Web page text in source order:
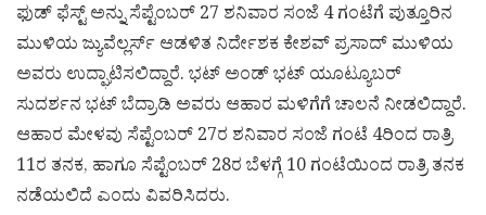
ಫುಡ್ ಫೆಸ್ಟ್ ಅನ್ನು ಸೆಪ್ಟೆಂಬರ್ 27 ಶನಿವಾರ ಸಂಜೆ 4 ಗಂಟೆಗೆ ಪುತ್ತೂರಿನ
ಮುಳಿಯ ಜ್ಯುವೆಲ್ಲರ್ಸ್ ಆಡಳಿತ ನಿರ್ದೇಶಕ ಕೇಶವ್ ಪ್ರಸಾದ್ ಮುಳಿಯ
ಅವರು ಉದ್ಘಾಟಿಸಲಿದ್ದಾರೆ. ಭಟ್ ಅಂಡ್ ಭಟ್ ಯೂಟ್ಯೂಬರ್
ಸುದರ್ಶನ ಭಟ್ ಬೆದ್ರಾಡಿ ಅವರು ಆಹಾರ ಮಳಿಗೆಗೆ ಚಾಲನೆ ನೀಡಲಿದ್ದಾರೆ.
ಆಹಾರ ಮೇಳವು ಸೆಪ್ಟೆಂಬರ್ 27ರ ಶನಿವಾರ ಸಂಜೆ ಗಂಟೆ 4ರಿಂದ ರಾತ್ರಿ
11ರ ತನಕ, ಹಾಗೂ ಸೆಪ್ಟೆಂಬರ್ 28ರ ಬೆಳಗ್ಗೆ 10 ಗಂಟೆಯಿಂದ ರಾತ್ರಿ ತನಕ
ನಡೆಯಲಿದೆ ಎಂದು ವಿವರಿಸಿದರು.